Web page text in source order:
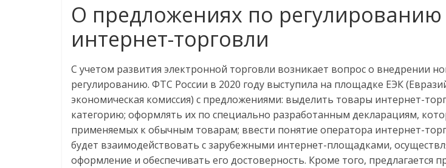
О предложениях по регулированию
интернет-торговли
С учетом развития электронной торговли возникает вопрос о внедрении
регулированию. ФТС России в 2020 году выступила на площадке ЕЭК
экономическая комиссия) с предложениями: выделить товары интернет-
категорию; оформлять их по специально разработанным декларациям,
применяемых к обычным товарам; ввести понятие оператора интернет-
будет взаимодействовать с зарубежными интернет-площадками,
оформление и обеспечивать его достоверность. Кроме того, предлагается